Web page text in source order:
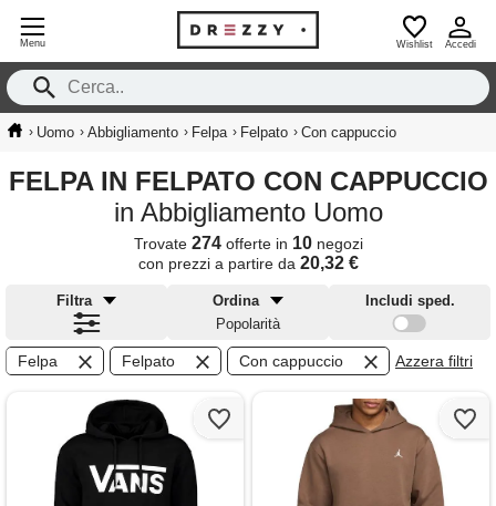
Menu Wishlist Accedi
› Uomo › Abbigliamento › Felpa › Felpato › Con cappuccio
FELPA IN FELPATO CON CAPPUCCIO
in Abbigliamento Uomo
Trovate 274offerte in 10negozi
con prezzi a partire da 20,32 €
Filtra
Ordina
Popolarità
Includi sped.
Felpa Felpato Con cappuccio Azzera filtri